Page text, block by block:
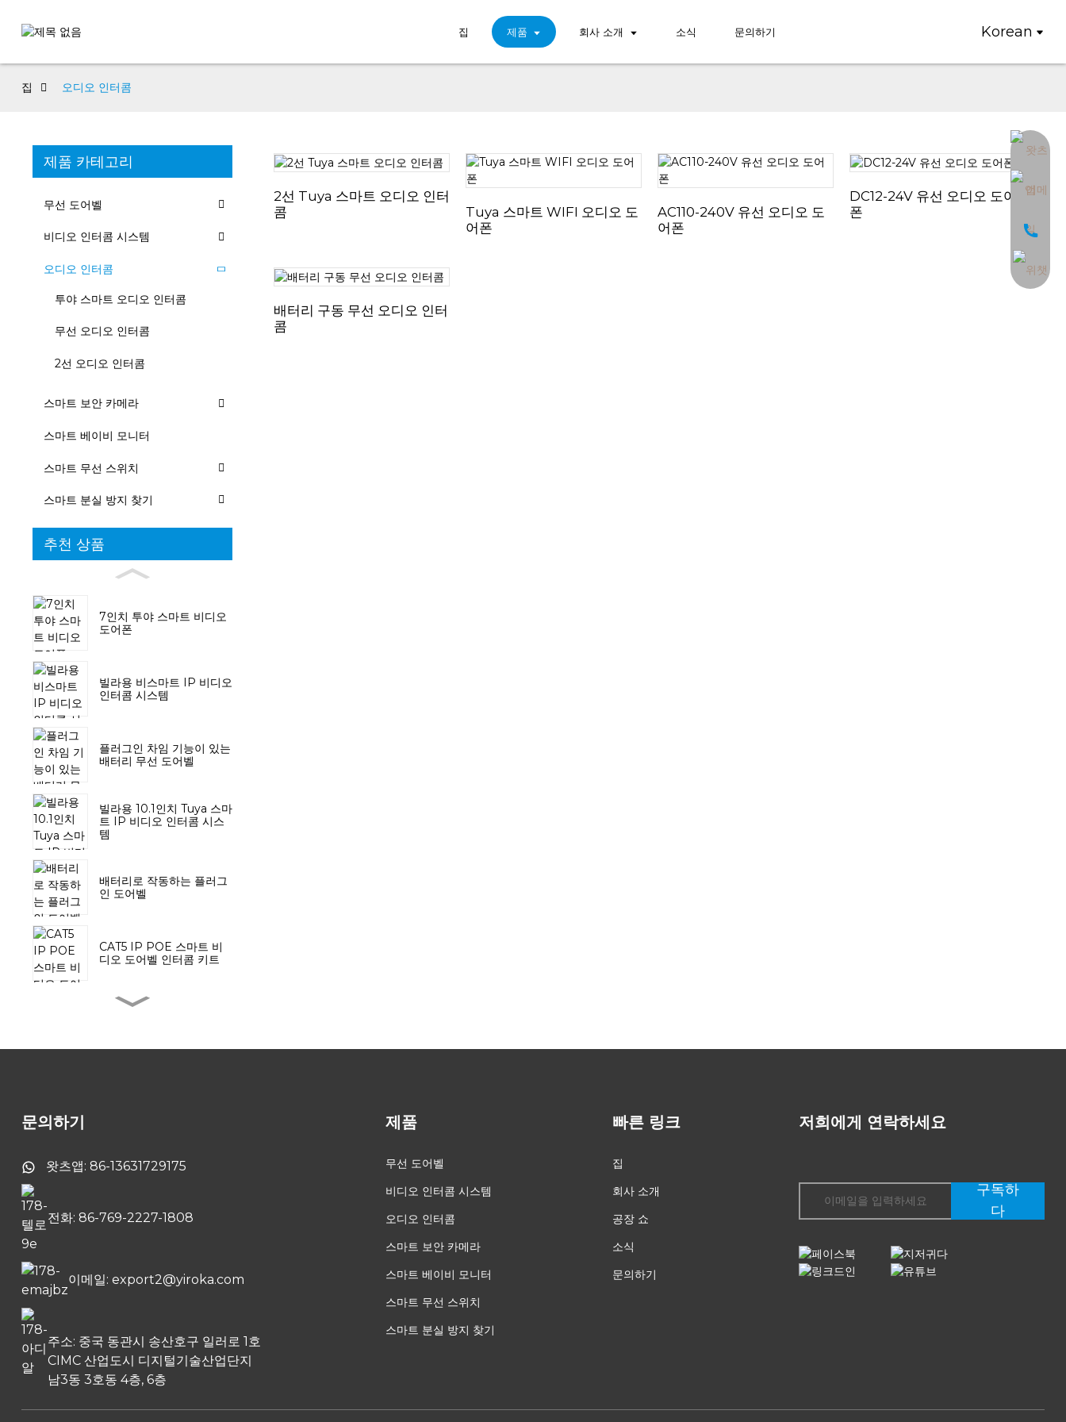
집 제품 회사 소개 소식 문의하기 Korean
집 오디오 인터콤
제품 카테고리
무선 도어벨
비디오 인터콤 시스템
오디오 인터콤
투야 스마트 오디오 인터콤
무선 오디오 인터콤
2선 오디오 인터콤
스마트 보안 카메라
스마트 베이비 모니터
스마트 무선 스위치
스마트 분실 방지 찾기
추천 상품
7인치 투야 스마트 비디오
도어폰
빌라용 비스마트 IP 비디오
인터콤 시스템
플러그인 차임 기능이 있는
배터리 무선 도어벨
빌라용 10.1인치 Tuya 스마
트 IP 비디오 인터콤 시스
템
배터리로 작동하는 플러그
인 도어벨
CAT5 IP POE 스마트 비
디오 도어벨 인터콤 키트
메라
배터리 무선 도어벨 차임
2선 Tuya 스마트 오디오 인터
콤
Tuya 스마트 WIFI 오디오 도
어폰
AC110-240V 유선 오디오 도
어폰
DC12-24V 유선 오디오 도어
폰
배터리 구동 무선 오디오 인터
콤
문의하기
왓츠앱: 86-13631729175
전화: 86-769-2227-1808
이메일: export2@yiroka.com
주소: 중국 동관시 송산호구 일러로 1호
CIMC 산업도시 디지털기술산업단지
남3동 3호동 4층, 6층
제품
무선 도어벨
비디오 인터콤 시스템
오디오 인터콤
스마트 보안 카메라
스마트 베이비 모니터
스마트 무선 스위치
스마트 분실 방지 찾기
빠른 링크
집
회사 소개
공장 쇼
소식
문의하기
저희에게 연락하세요
구독하
다